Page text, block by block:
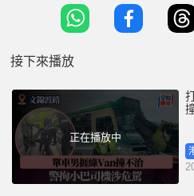
警方經調查後，拘捕74歲姓
致他人死亡。 據了解，小巴
接下來播放
正在播放中